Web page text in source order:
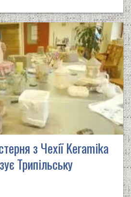
з Чехії Keramika
Трипільську